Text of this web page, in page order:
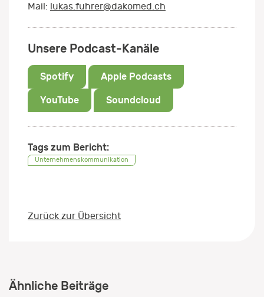
Mail: lukas.fuhrer@dakomed.ch
Unsere Podcast-Kanäle
Spotify Apple Podcasts
YouTube Soundcloud
Tags zum Bericht:
Unternehmenskommunikation
Zurück zur Übersicht
Ähnliche Beiträge